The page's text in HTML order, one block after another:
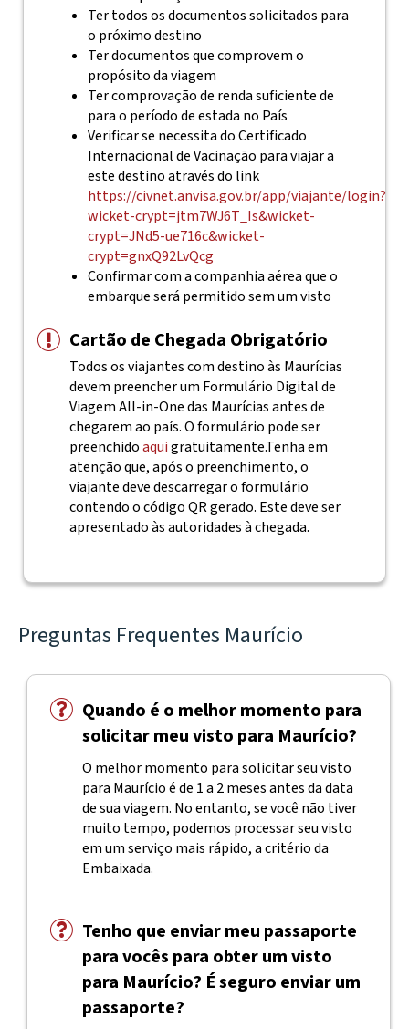
Ter todos os documentos solicitados para
o próximo destino
Ter documentos que comprovem o
propósito da viagem
Ter comprovação de renda suficiente de
para o período de estada no País
Verificar se necessita do Certificado
Internacional de Vacinação para viajar a
este destino através do link
https://civnet.anvisa.gov.br/app/viajante/login?
wicket-crypt=jtm7WJ6T_Is&wicket-
crypt=JNd5-ue716c&wicket-
crypt=gnxQ92LvQcg
Confirmar com a companhia aérea que o
embarque será permitido sem um visto
Cartão de Chegada Obrigatório
Todos os viajantes com destino às Maurícias
devem preencher um Formulário Digital de
Viagem All-in-One das Maurícias antes de
chegarem ao país. O formulário pode ser
preenchidoaquigratuitamente.Tenha em
atenção que, após o preenchimento, o
viajante deve descarregar o formulário
contendo o código QR gerado. Este deve ser
apresentado às autoridades à chegada.
Preguntas Frequentes Maurício
Quando é o melhor momento para
solicitar meu visto para Maurício?
O melhor momento para solicitar seu visto
para Maurício é de 1 a 2 meses antes da data
de sua viagem. No entanto, se você não tiver
muito tempo, podemos processar seu visto
em um serviço mais rápido, a critério da
Embaixada.
Tenho que enviar meu passaporte
para vocês para obter um visto
para Maurício? É seguro enviar um
passaporte?